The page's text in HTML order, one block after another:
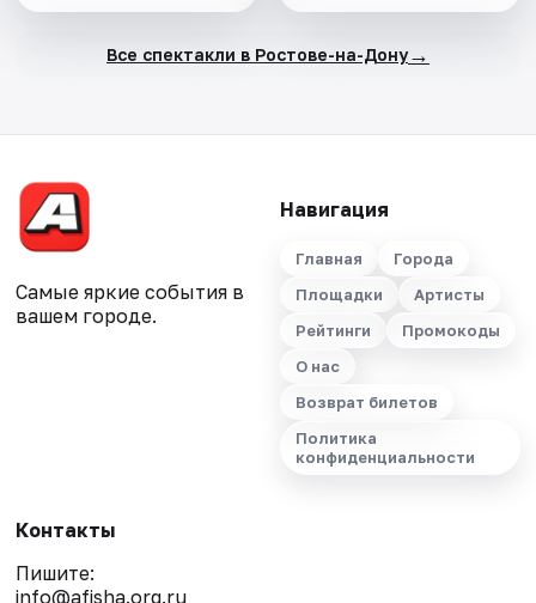
Все спектакли в Ростове-на-Дону→
Самые яркие события в
вашем городе.
Навигация
Главная
Города
Площадки
Артисты
Рейтинги
Промокоды
О нас
Возврат билетов
Политика
конфиденциальности
Контакты
Пишите:
info@afisha.org.ru